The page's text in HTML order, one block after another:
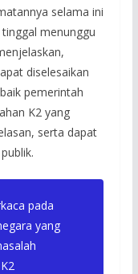
selama ini
menunggu
diselesaikan
pemerintah
K2 yang
serta dapat
pada
yang